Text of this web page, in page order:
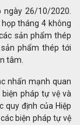
26/10/2020.
tháng 4 không
sản phẩm thép
phẩm thép tới
tâm.
nhấn mạnh quan
pháp tự vệ và
quy định của Hiệp
biện pháp tự vệ